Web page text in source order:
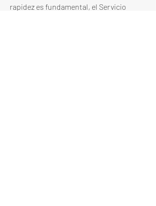
rapidez es fundamental, el Servicio